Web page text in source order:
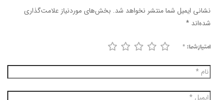
نشانی ایمیل شما منتشر نخواهد شد. بخش‌های موردنیاز علامت‌گذاری
شده‌اند *
امتیاز شما:*